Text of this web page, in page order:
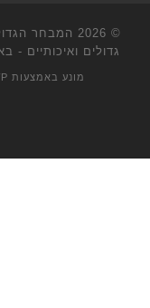
© 2026
המבחר
גדולים ואיכותיים -
מונע באמצעות